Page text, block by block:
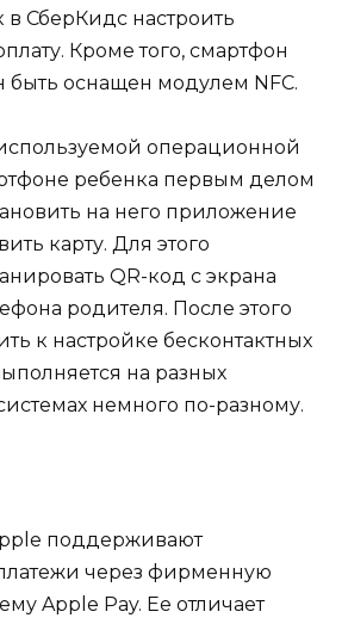
в СберКидс настроить
Кроме того, смартфон
быть оснащен модулем NFC.
операционной
ребенка первым делом
на него приложение
карту. Для этого
QR-код с экрана
родителя. После этого
к настройке бесконтактных
на разных
немного по-разному.
поддерживают
через фирменную
Apple Pay. Ее отличает